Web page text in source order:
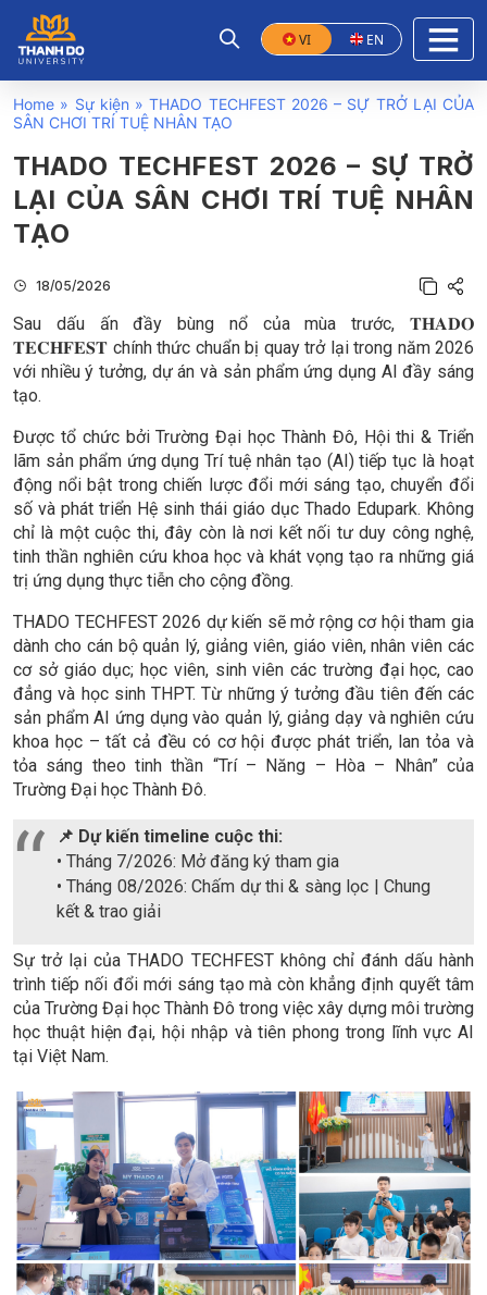
VI EN
Home » Sự kiện »THADO TECHFEST 2026 – SỰ TRỞ LẠI CỦA
SÂN CHƠI TRÍ TUỆ NHÂN TẠO
THADO TECHFEST 2026 – SỰ TRỞ
LẠI CỦA SÂN CHƠI TRÍ TUỆ NHÂN
TẠO
18/05/2026
Sau dấu ấn đầy bùng nổ của mùa trước, 𝐓𝐇𝐀𝐃𝐎
𝐓𝐄𝐂𝐇𝐅𝐄𝐒𝐓 chính thức chuẩn bị quay trở lại trong năm 2026
với nhiều ý tưởng, dự án và sản phẩm ứng dụng AI đầy sáng
tạo.
Được tổ chức bởi Trường Đại học Thành Đô, Hội thi & Triển
lãm sản phẩm ứng dụng Trí tuệ nhân tạo (AI) tiếp tục là hoạt
động nổi bật trong chiến lược đổi mới sáng tạo, chuyển đổi
số và phát triển Hệ sinh thái giáo dục Thado Edupark. Không
chỉ là một cuộc thi, đây còn là nơi kết nối tư duy công nghệ,
tinh thần nghiên cứu khoa học và khát vọng tạo ra những giá
trị ứng dụng thực tiễn cho cộng đồng.
THADO TECHFEST 2026 dự kiến sẽ mở rộng cơ hội tham gia
dành cho cán bộ quản lý, giảng viên, giáo viên, nhân viên các
cơ sở giáo dục; học viên, sinh viên các trường đại học, cao
đẳng và học sinh THPT. Từ những ý tưởng đầu tiên đến các
sản phẩm AI ứng dụng vào quản lý, giảng dạy và nghiên cứu
khoa học – tất cả đều có cơ hội được phát triển, lan tỏa và
tỏa sáng theo tinh thần “Trí – Năng – Hòa – Nhân” của
Trường Đại học Thành Đô.
📌 Dự kiến timeline cuộc thi:
• Tháng 7/2026: Mở đăng ký tham gia
• Tháng 08/2026: Chấm dự thi & sàng lọc | Chung
kết & trao giải
Sự trở lại của THADO TECHFEST không chỉ đánh dấu hành
trình tiếp nối đổi mới sáng tạo mà còn khẳng định quyết tâm
của Trường Đại học Thành Đô trong việc xây dựng môi trường
học thuật hiện đại, hội nhập và tiên phong trong lĩnh vực AI
tại Việt Nam.